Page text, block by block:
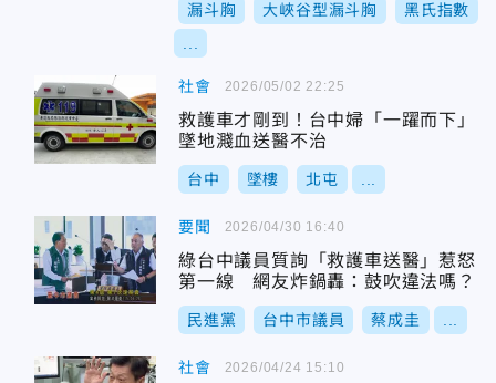
漏斗胸 大峽谷型漏斗胸 黑氏指數
社會
救護車才剛到！台中婦「一躍而下」
墜地濺血送醫不治
台中 墜樓 北屯
2026/05/02 22:25
要聞
綠台中議員質詢「救護車送醫」惹怒
第一線 網友炸鍋轟：鼓吹違法嗎？
民進黨 台中市議員 蔡成圭
2026/04/30 16:40
社會 2026/04/24 15:10